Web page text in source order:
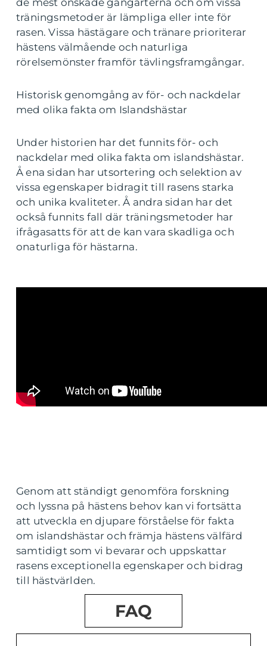
de mest önskade gångarterna och om vissa
träningsmetoder är lämpliga eller inte för
rasen. Vissa hästägare och tränare prioriterar
hästens välmående och naturliga
rörelsemönster framför tävlingsframgångar.
Historisk genomgång av för- och nackdelar
med olika fakta om Islandshästar
Under historien har det funnits för- och
nackdelar med olika fakta om islandshästar.
Å ena sidan har utsortering och selektion av
vissa egenskaper bidragit till rasens starka
och unika kvaliteter. Å andra sidan har det
också funnits fall där träningsmetoder har
ifrågasatts för att de kan vara skadliga och
onaturliga för hästarna.
Genom att ständigt genomföra forskning
och lyssna på hästens behov kan vi fortsätta
att utveckla en djupare förståelse för fakta
om islandshästar och främja hästens välfärd
samtidigt som vi bevarar och uppskattar
rasens exceptionella egenskaper och bidrag
till hästvärlden.
FAQ